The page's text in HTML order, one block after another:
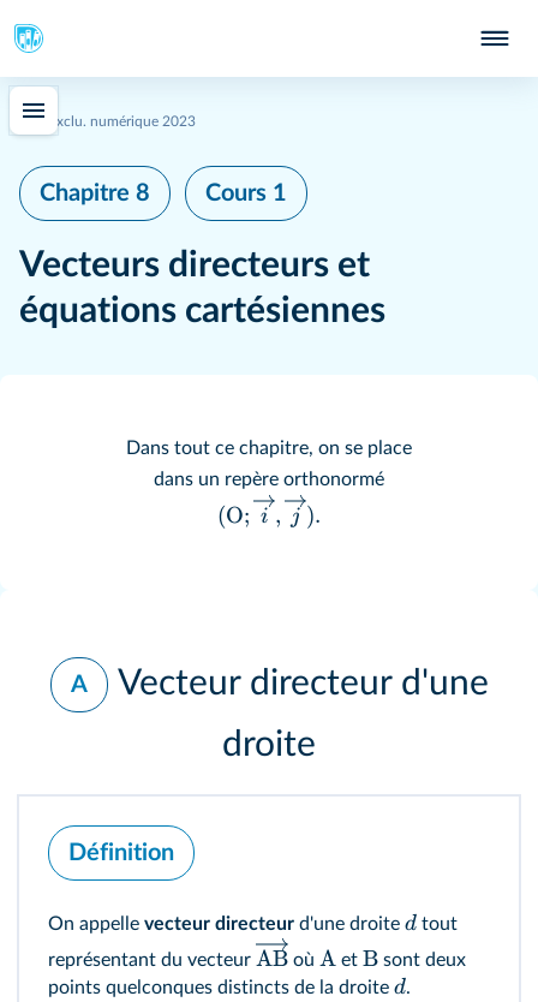
Exclu. numérique 2023
Chapitre 8 Cours 1
Vecteurs directeurs et
équations cartésiennes
Dans tout ce chapitre, on se place
dans un repère orthonormé
(O; i , j ).
A
Vecteur directeur d'une
droite
Définition
On appelle vecteur directeur d'une droite d tout
représentant du vecteur AB où A et B sont deux
points quelconques distincts de la droite d.